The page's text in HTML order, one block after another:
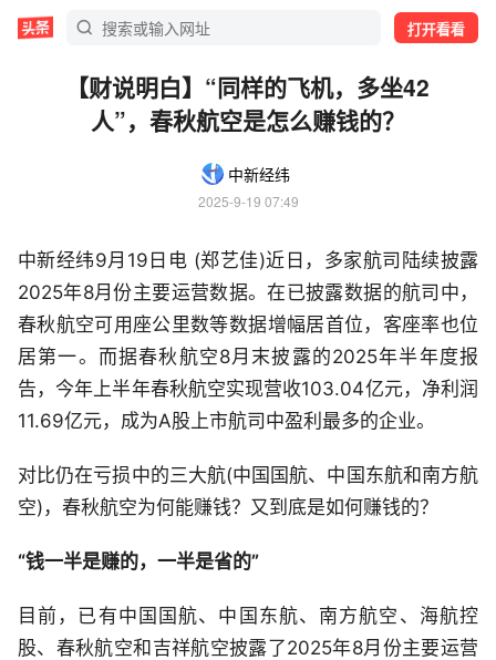
打开看看
【财说明白】“同样的飞机，多坐42
人”，春秋航空是怎么赚钱的？
中新经纬
2025-9-19 07:49
中新经纬9月19日电 (郑艺佳)近日，多家航司陆续披露
2025年8月份主要运营数据。在已披露数据的航司中，
春秋航空可用座公里数等数据增幅居首位，客座率也位
居第一。而据春秋航空8月末披露的2025年半年度报
告，今年上半年春秋航空实现营收103.04亿元，净利润
11.69亿元，成为A股上市航司中盈利最多的企业。
对比仍在亏损中的三大航(中国国航、中国东航和南方航
空)，春秋航空为何能赚钱？又到底是如何赚钱的？
“钱一半是赚的，一半是省的”
目前，已有中国国航、中国东航、南方航空、海航控
股、春秋航空和吉祥航空披露了2025年8月份主要运营